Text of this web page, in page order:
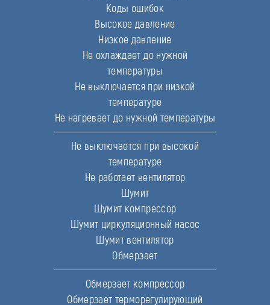
Коды ошибок
Высокое давление
Низкое давление
Не охлаждает до нужной
температуры
Не выключается при низкой
температуре
Не нагревает до нужной температуры
Не выключается при высокой
температуре
Не работает вентилятор
Шумит
Шумит компрессор
Шумит циркуляционный насос
Шумит вентилятор
Обмерзает
Обмерзает компрессор
Обмерзает терморегулирующий